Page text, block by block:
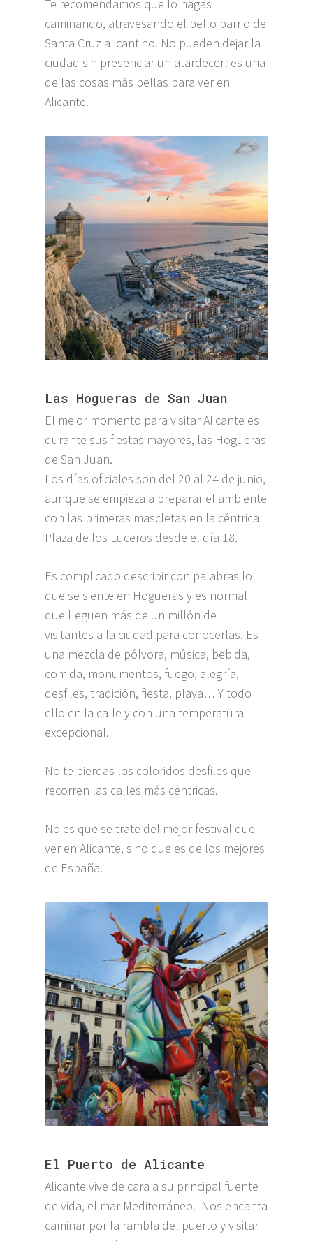
Te recomendamos que lo hagas
caminando, atravesando el bello barrio de
Santa Cruz alicantino. No pueden dejar la
ciudad sin presenciar un atardecer: es una
de las cosas más bellas para ver en
Alicante.
Las Hogueras de San Juan
El mejor momento para visitar Alicante es
durante sus fiestas mayores, las Hogueras
de San Juan.
Los días oficiales son del 20 al 24 de junio,
aunque se empieza a preparar el ambiente
con las primeras mascletas en la céntrica
Plaza de los Luceros desde el día 18.
Es complicado describir con palabras lo
que se siente en Hogueras y es normal
que lleguen más de un millón de
visitantes a la ciudad para conocerlas. Es
una mezcla de pólvora, música, bebida,
comida, monumentos, fuego, alegría,
desfiles, tradición, fiesta, playa… Y todo
ello en la calle y con una temperatura
excepcional.
No te pierdas los coloridos desfiles que
recorren las calles más céntricas.
No es que se trate del mejor festival que
ver en Alicante, sino que es de los mejores
de España.
El Puerto de Alicante
Alicante vive de cara a su principal fuente
de vida, el mar Mediterráneo. Nos encanta
caminar por la rambla del puerto y visitar